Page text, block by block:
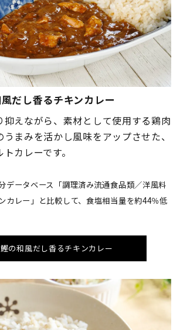
だし香るチキンカレー
えながら、素材として使用する鶏肉
まみを活かし風味をアップさせた、
カレーです。
データベース「調理済み流通食品類／洋風料
カレー」と比較して、食塩相当量を約44％低
の和風だし香るチキンカレー